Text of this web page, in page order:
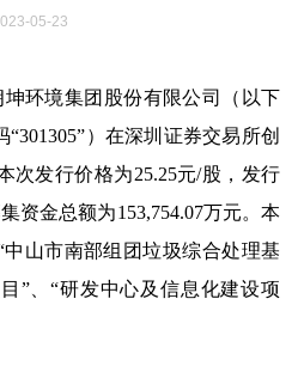
05-23
坤环境集团股份有限公司（以下
）在深圳证券交易所创
次发行价格为25.25元/股，发行
资金总额为153,754.07万元。本
山市南部组团垃圾综合处理基
”、“研发中心及信息化建设项